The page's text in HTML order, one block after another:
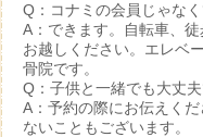
Q：コナミの会員じゃな
A：できます。自転車、
お越しください。エレベ
骨院です。
Q：子供と一緒でも大丈
A：予約の際にお伝えく
ないこともございます。